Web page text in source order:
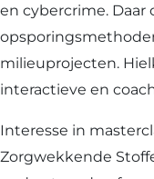
en cybercrime.
milieuprojecten.
interactieve en
Interesse in
Zorgwekkende